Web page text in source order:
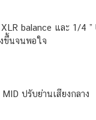
balance และ 1/4
ขึ้นจนพอใจ
ปรับย่านเสียงกลาง